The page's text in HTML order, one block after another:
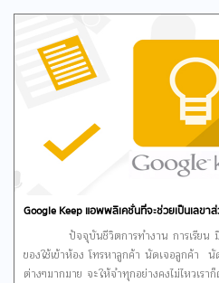
เราจะแนะนำกันว่านี้ Period Tracker แอพพ
ประจำเดือน การตกไข่ โอกาสการตั้งครรภ์ไ
สามารถคำนวณได้ Period Tracker ยังเป็นไ
ข้อมูลกิจกรรมทางเพศ น้ำหนัก อุณหภูมิ อา
เตือนการมีประจำเดือน ระยะเวลาที่ไข่ตก ก
ยังมีการติดตามดูแลเรื่องการตั้งครรภ์อีกด้ว
หนึ่งตัวที่ต้องโหลดมาติดเครื่องกันแ
Android
มากกว่า 50 ชิ้นให้คุณได้เลือกเล่น ไม่ว่าจะ
เป็นต้น ซึ่งจะทำให้วิดีโอของคุณน่าสนใจและ
ดาวน์โหลด iOS แอพพลิเคชั่น AR สุด
แบบของ AR ที่มีบทบาทให้ตัวของคุณในโลก
เงือก ซอมบี้ ซูมโม่ หรือแม้แต่นักเพาะกาย ฯ
หน้าตัวเองและเลือกบทบาทตัวละครของคุ
แล้ว เมื่อทำการบันทึกวิดีโอเรียบร้อยเราสา
หัวเราะไปด้วยกัน
Google Keep แอพพลิเคชั่นที่จะช่วยเป็นเลขา
ปัจจุบันชีวิตการทำงาน การเรียน มีเ
ของใช้เข้าห้อง โทรหาลูกค้า นัดเจอลูกค้า นั
ต่างๆมากมาย จะให้จำทุกอย่างคงไม่ไหวเร